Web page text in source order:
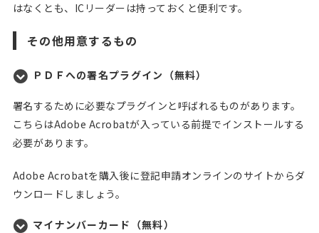
はなくとも、ICリーダーは持っておくと便利です。
その他用意するもの
ＰＤＦへの署名プラグイン（無料）
署名するために必要なプラグインと呼ばれるものがあります。
こちらはAdobe Acrobatが入っている前提でインストールする
必要があります。
Adobe Acrobatを購入後に登記申請オンラインのサイトからダ
ウンロードしましょう。
マイナンバーカード（無料）